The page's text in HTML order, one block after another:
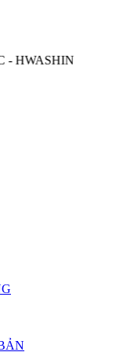
-